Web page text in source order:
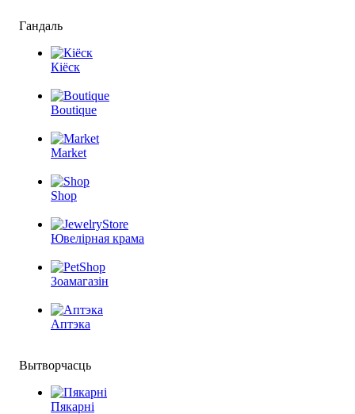
Гандаль
Кіёск
Boutique
Market
Shop
Ювелірная крама
Зоамагазін
Аптэка
Вытворчасць
Пякарні